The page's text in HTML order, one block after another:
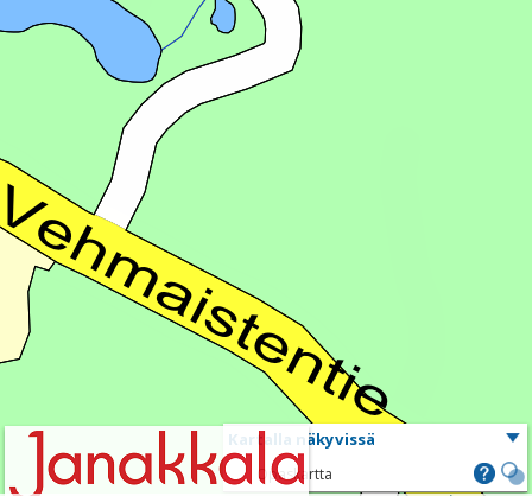
Kartalla näkyvissä
Opaskartta